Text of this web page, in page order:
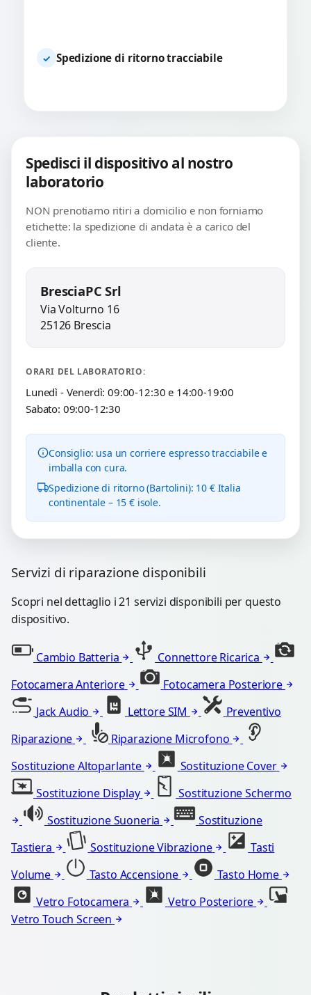
✓ Spedizione di ritorno tracciabile
Spedisci il dispositivo al nostro
laboratorio
NON prenotiamo ritiri a domicilio e non forniamo
etichette: la spedizione di andata è a carico del
cliente.
BresciaPC Srl
Via Volturno 16
25126 Brescia
ORARI DEL LABORATORIO:
Lunedì - Venerdì: 09:00-12:30 e 14:00-19:00
Sabato: 09:00-12:30
Consiglio: usa un corriere espresso tracciabile e
imballa con cura.
Spedizione di ritorno (Bartolini): 10 € Italia
continentale – 15 € isole.
Servizi di riparazione disponibili
Scopri nel dettaglio i 21 servizi disponibili per questo
dispositivo.
Cambio Batteria
Connettore Ricarica
Fotocamera Anteriore
Fotocamera Posteriore
Jack Audio
Lettore SIM
Preventivo
Riparazione
Riparazione Microfono
Sostituzione Altoparlante
Sostituzione Cover
Sostituzione Display
Sostituzione Schermo
Sostituzione Suoneria
Sostituzione
Tastiera
Sostituzione Vibrazione
Tasti
Volume
Tasto Accensione
Tasto Home
Vetro Fotocamera
Vetro Posteriore
Vetro Touch Screen